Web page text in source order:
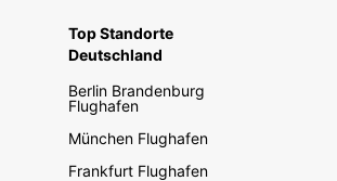
Top Standorte
Deutschland
Berlin Brandenburg
Flughafen
München Flughafen
Frankfurt Flughafen